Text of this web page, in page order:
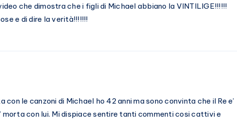
che dimostra che i figli di Michael abbiano la VINTILIGE!!!!!!
e di dire la verità!!!!!!!
le canzoni di Michael ho 42 anni ma sono convinta che il Re e’
morta con lui. Mi dispiace sentire tanti commenti cosi cattivi e